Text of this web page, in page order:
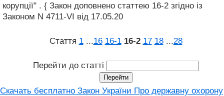
корупції" . { Закон доповнено статтею 16-2 згідно із
Законом N 4711-VI від 17.05.20
Стаття 1 ...16 16‑1 16‑2 17 18 ...28
Перейти до статті
Скачать бесплатно Закон України Про державну охорону